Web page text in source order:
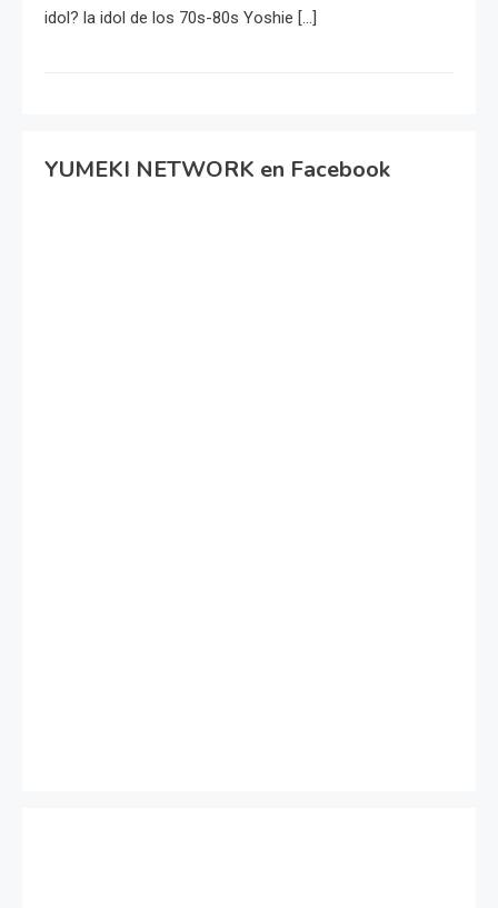
idol? la idol de los 70s-80s Yoshie […]
YUMEKI NETWORK en Facebook